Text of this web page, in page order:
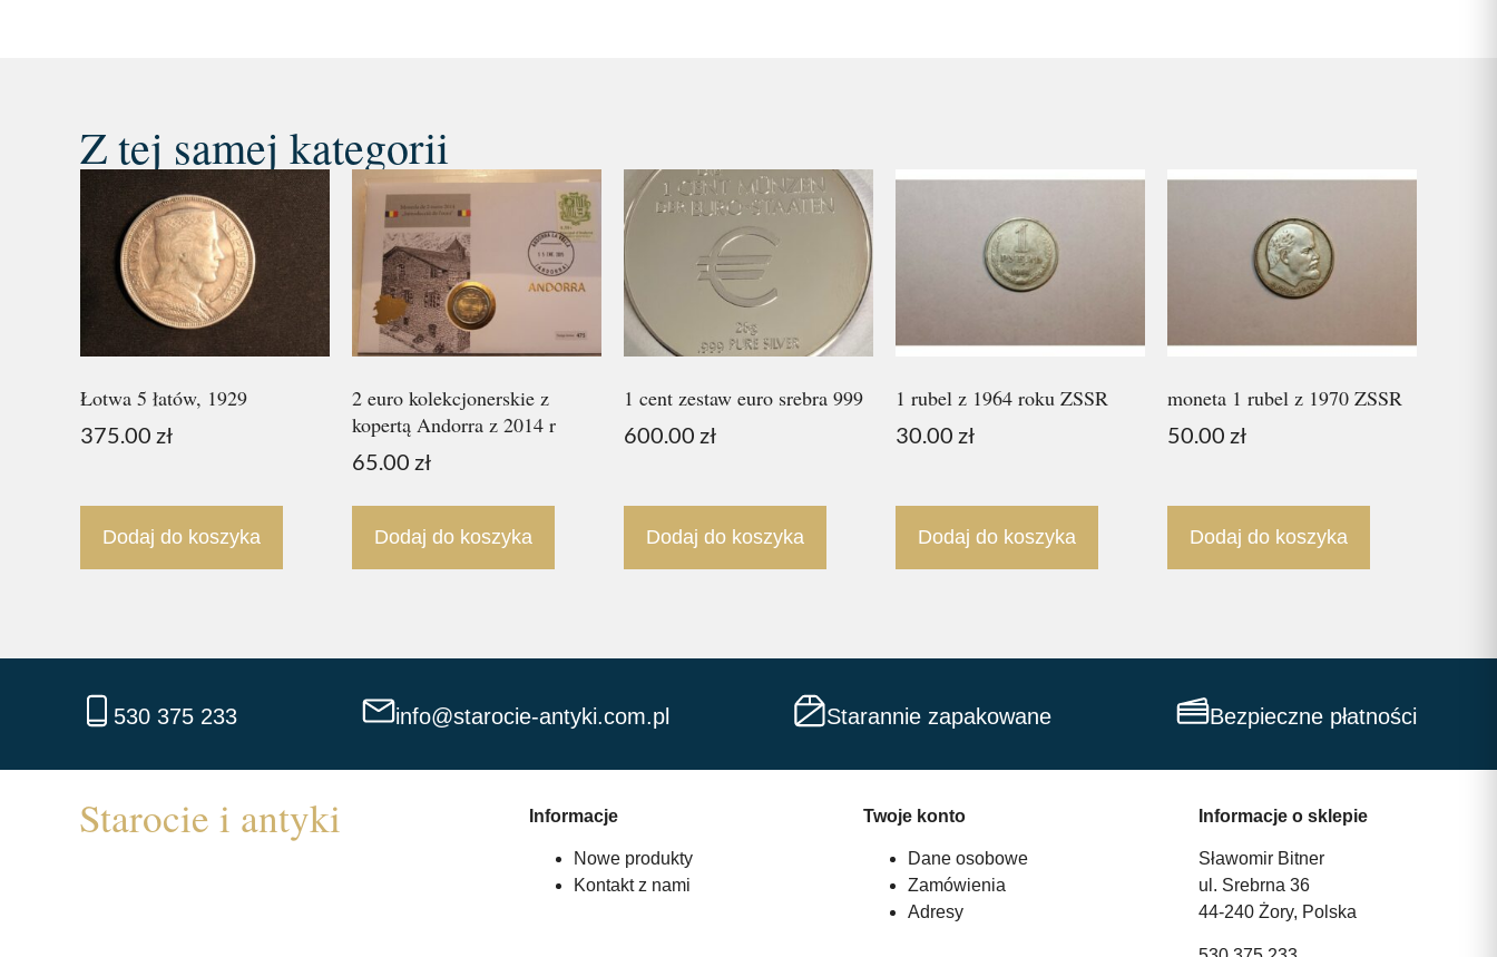
Z tej samej kategorii
Łotwa 5 łatów, 1929
375.00 zł
Dodaj do koszyka
2 euro kolekcjonerskie z
kopertą Andorra z 2014 r
65.00 zł
Dodaj do koszyka
1 cent zestaw euro srebra 999
600.00 zł
Dodaj do koszyka
1 rubel z 1964 roku ZSSR
30.00 zł
Dodaj do koszyka
moneta 1 rubel z 1970 ZSSR
50.00 zł
Dodaj do koszyka
530 375 233 info@starocie-antyki.com.pl Starannie zapakowane Bezpieczne płatności
Informacje
Nowe produkty
Kontakt z nami
Twoje konto
Dane osobowe
Zamówienia
Adresy
Informacje o sklepie
Sławomir Bitner
ul. Srebrna 36
44-240 Żory, Polska